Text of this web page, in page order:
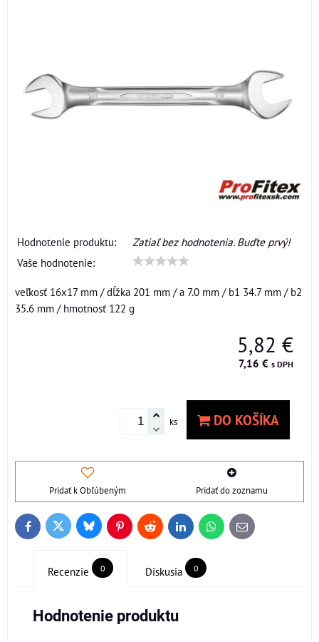
Hodnotenie produktu:
Zatiaľ bez hodnotenia. Buďte prvý!
Vaše hodnotenie:
veľkosť 16x17 mm / dĺžka 201 mm / a 7.0 mm / b1 34.7 mm / b2
35.6 mm / hmotnosť 122 g
5,82 €
7,16 € s DPH
ks DO KOŠÍKA
Pridať k Obľúbeným Pridať do zoznamu
FacebookTwitter BlueskyPinterestReddit LinkedInWhatsApp
E-
mail
Recenzie 0 Diskusia 0
Hodnotenie produktu